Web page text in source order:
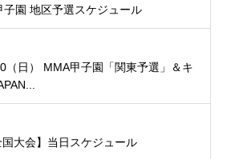
園 地区予選スケジュール
（日） MMA甲子園「関東予選」＆キ
国大会】当日スケジュール